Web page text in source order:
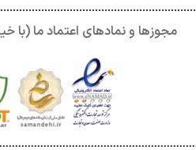
مجوزها و نمادهای اعتماد ما (با